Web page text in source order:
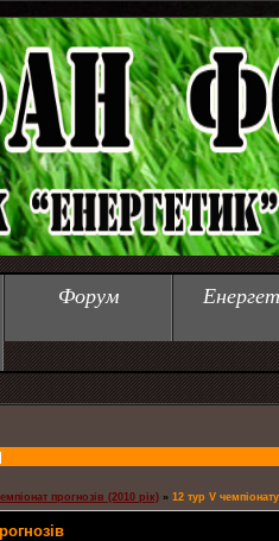
Форум
прогнозів (2010 рік) » 12 тур V